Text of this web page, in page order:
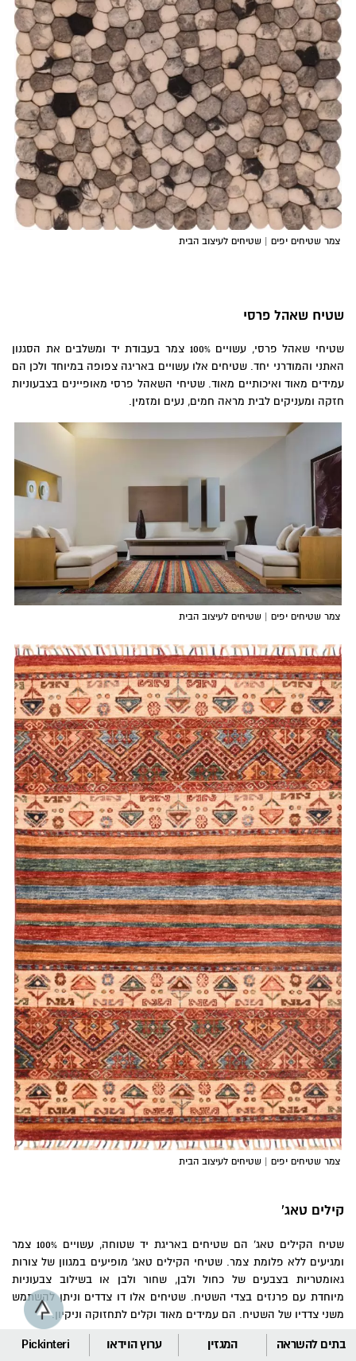
צמר שטיחים יפים | שטיחים לעיצוב הבית
שטיח שאהל פרסי
שטיחי שאהל פרסי, עשויים 100% צמר בעבודת יד ומשלבים את הסגנון
האתני והמודרני יחד. שטיחים אלו עשויים באריגה צפופה במיוחד ולכן הם
עמידים מאוד ואיכותיים מאוד. שטיחי השאהל פרסי מאופיינים בצבעוניות
חזקה ומעניקים לבית מראה חמים, נעים ומזמין.
צמר שטיחים יפים | שטיחים לעיצוב הבית
צמר שטיחים יפים | שטיחים לעיצוב הבית
קילים טאג'
שטיח הקילים טאג’ הם שטיחים באריגת יד שטוחה, עשויים 100% צמר
ומגיעים ללא פלומת צמר. שטיחי הקילים טאג’ מופיעים במגוון של צורות
גאומטריות בצבעים של כחול ולבן, שחור ולבן או בשילוב צבעוניות
מיוחדת עם פרנזים בצדי השטיח. שטיחים אלו דו צדדים וניתן להשתמש
משני צדדיו של השטיח. הם עמידים מאוד וקלים לתחזוקה וניקיון.
בתים להשראה המגזין ערוץ הוידאו Pickinteri